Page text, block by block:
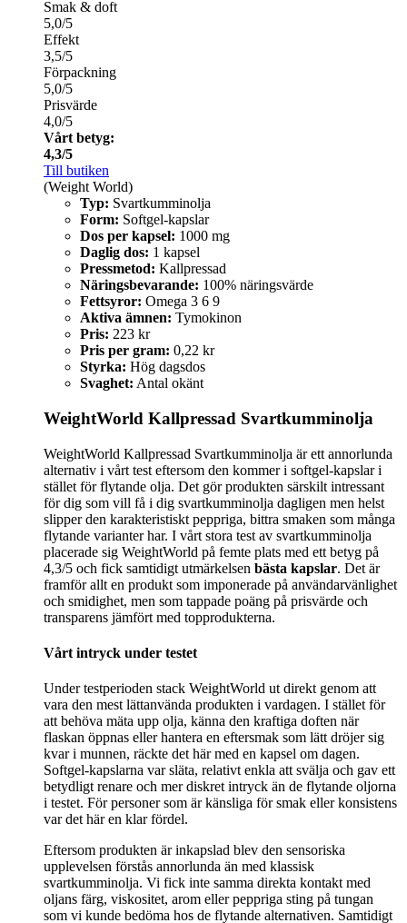
Smak & doft
5,0/5
Effekt
3,5/5
Förpackning
5,0/5
Prisvärde
4,0/5
Vårt betyg:
4,3/5
Till butiken
(Weight World)
Typ: Svartkumminolja
Form: Softgel-kapslar
Dos per kapsel: 1000 mg
Daglig dos: 1 kapsel
Pressmetod: Kallpressad
Näringsbevarande: 100% näringsvärde
Fettsyror: Omega 3 6 9
Aktiva ämnen: Tymokinon
Pris: 223 kr
Pris per gram: 0,22 kr
Styrka: Hög dagsdos
Svaghet: Antal okänt
WeightWorld Kallpressad Svartkumminolja
WeightWorld Kallpressad Svartkumminolja är ett annorlunda
alternativ i vårt test eftersom den kommer i softgel-kapslar i
stället för flytande olja. Det gör produkten särskilt intressant
för dig som vill få i dig svartkumminolja dagligen men helst
slipper den karakteristiskt peppriga, bittra smaken som många
flytande varianter har. I vårt stora test av svartkumminolja
placerade sig WeightWorld på femte plats med ett betyg på
4,3/5 och fick samtidigt utmärkelsen bästa kapslar. Det är
framför allt en produkt som imponerade på användarvänlighet
och smidighet, men som tappade poäng på prisvärde och
transparens jämfört med topprodukterna.
Vårt intryck under testet
Under testperioden stack WeightWorld ut direkt genom att
vara den mest lättanvända produkten i vardagen. I stället för
att behöva mäta upp olja, känna den kraftiga doften när
flaskan öppnas eller hantera en eftersmak som lätt dröjer sig
kvar i munnen, räckte det här med en kapsel om dagen.
Softgel-kapslarna var släta, relativt enkla att svälja och gav ett
betydligt renare och mer diskret intryck än de flytande oljorna
i testet. För personer som är känsliga för smak eller konsistens
var det här en klar fördel.
Eftersom produkten är inkapslad blev den sensoriska
upplevelsen förstås annorlunda än med klassisk
svartkumminolja. Vi fick inte samma direkta kontakt med
oljans färg, viskositet, arom eller peppriga sting på tungan
som vi kunde bedöma hos de flytande alternativen. Samtidigt